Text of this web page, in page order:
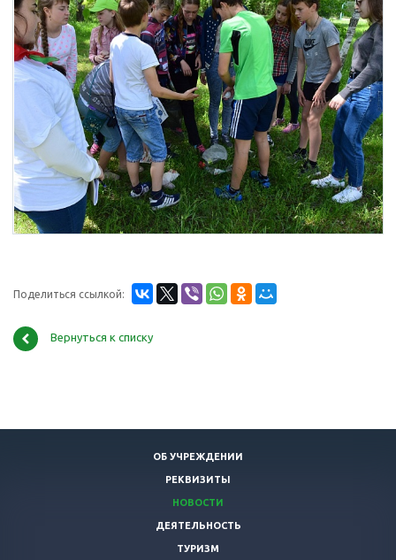
Поделиться ссылкой:
Вернуться к списку
ОБ УЧРЕЖДЕНИИ
РЕКВИЗИТЫ
НОВОСТИ
ДЕЯТЕЛЬНОСТЬ
ТУРИЗМ